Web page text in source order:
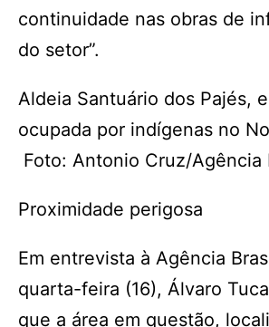
continuidade nas obras de
do setor”.
Aldeia Santuário dos Pajés,
ocupada por indígenas no
Foto: Antonio Cruz/Agência
Proximidade perigosa
Em entrevista à Agência
quarta-feira (16), Álvaro
que a área em questão,